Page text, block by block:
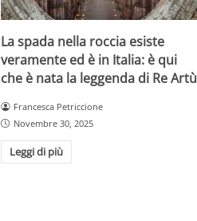
La spada nella roccia esiste
veramente ed è in Italia: è qui
che è nata la leggenda di Re Artù
Francesca Petriccione
Novembre 30, 2025
Leggi di più